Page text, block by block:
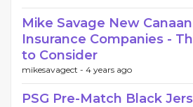
Mike Savage New
Insurance Companies -
to Consider
mikesavagect - 4 years ago
PSG Pre-Match Black